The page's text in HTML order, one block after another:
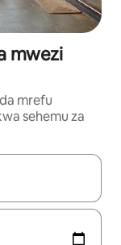
mwezi
mrefu
sehemu za
kutumia vitufe vya